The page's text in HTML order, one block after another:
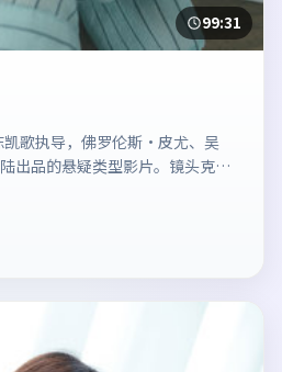
99:31
歌执导，佛罗伦斯·皮尤、吴
出品的悬疑类型影片。镜头克制
。剧情简介与主创信息可供检索
为准。